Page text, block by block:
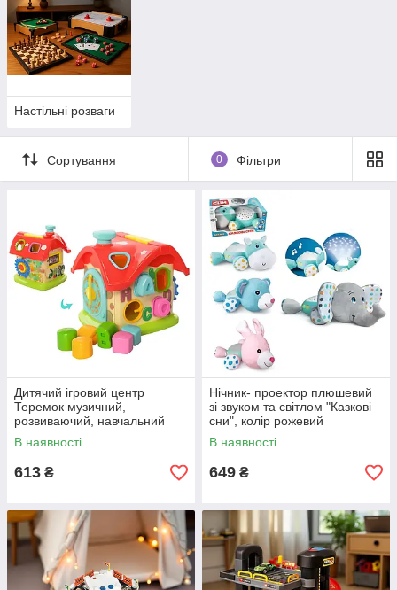
Настільні розваги
Сортування 0 Фільтри
Дитячий ігровий центр
Теремок музичний,
розвиваючий, навчальний
сортер
В наявності
613 ₴
Нічник- проектор плюшевий
зі звуком та світлом "Казкові
сни", колір рожевий
В наявності
649 ₴